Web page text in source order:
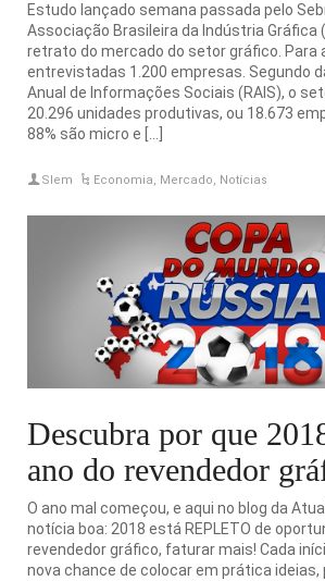
Estudo lançado semana passada pelo
Associação Brasileira da Indústria Gráfica
retrato do mercado do setor gráfico. Para
entrevistadas 1.200 empresas. Segundo
Anual de Informações Sociais (RAIS), o
20.296 unidades produtivas, ou 18.673
88% são micro e […]
Slem Economia, Mercado, Notícias
Descubra por que
ano do revendedor
O ano mal começou, e aqui no blog da
notícia boa: 2018 está REPLETO de
revendedor gráfico, faturar mais! Cada
nova chance de colocar em prática ideias,